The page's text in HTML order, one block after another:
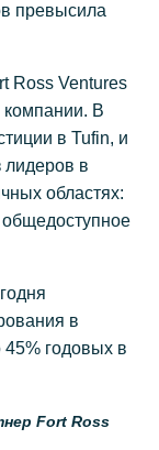
превысила
Ross Ventures
компании. В
в Tufin, и
лидеров в
областях:
общедоступное
в
45% годовых в
Fort Ross